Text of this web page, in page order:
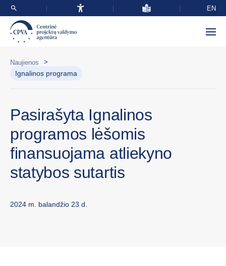
EN
Naujienos >
Ignalinos programa
Pasirašyta Ignalinos
programos lėšomis
finansuojama atliekyno
statybos sutartis
2024 m. balandžio 23 d.